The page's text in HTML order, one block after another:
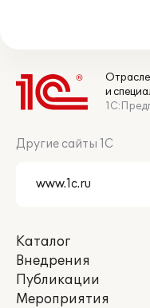
и
Другие сайты 1С
Каталог
Внедрения
Публикации
Мероприятия